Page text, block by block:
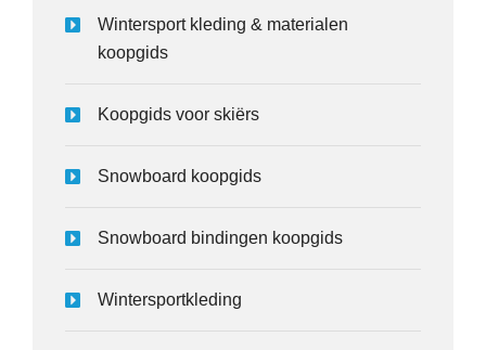
Wintersport kleding & materialen
koopgids
Koopgids voor skiërs
Snowboard koopgids
Snowboard bindingen koopgids
Wintersportkleding